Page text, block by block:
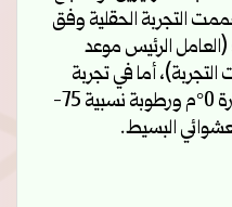
وصممت التجربة الحقلية وفق
الرئيس موعد
أما في تجربة
التخزين المبرد للأبصال (درجة حرارة 0°م ورطوبة نسبية 75-